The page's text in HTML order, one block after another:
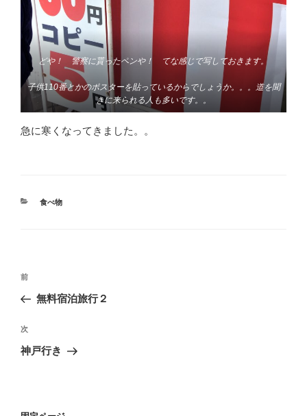
どや！ 警察に貰ったペンや！ てな感じで写しておきます。
子供110番とかのポスターを貼っているからでしょうか。。。道を聞
きに来られる人も多いです。。
急に寒くなってきました。。
カ
食べ物
投
ナ
ビ
ゲ
前
の
稿
前
無料宿泊旅行２
次
の
次
神戸行き